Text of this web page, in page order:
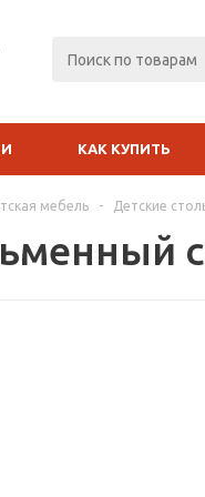
КАК КУПИТЬ
мебель - Детские